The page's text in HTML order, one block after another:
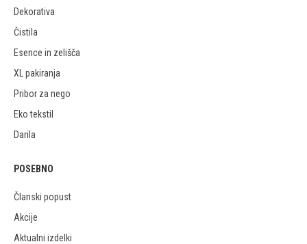
Dekorativa
Čistila
Esence in zelišča
XL pakiranja
Pribor za nego
Eko tekstil
Darila
POSEBNO
Članski popust
Akcije
Aktualni izdelki